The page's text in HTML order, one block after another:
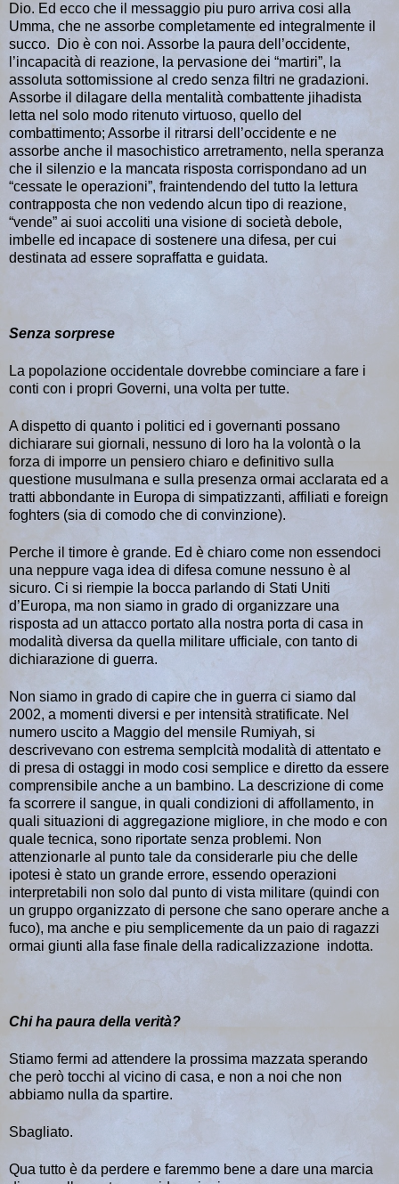
Dio. Ed ecco che il messaggio piu puro arriva cosi alla
Umma, che ne assorbe completamente ed integralmente il
succo. Dio è con noi. Assorbe la paura dell’occidente,
l’incapacità di reazione, la pervasione dei “martiri”, la
assoluta sottomissione al credo senza filtri ne gradazioni.
Assorbe il dilagare della mentalità combattente jihadista
letta nel solo modo ritenuto virtuoso, quello del
combattimento; Assorbe il ritrarsi dell’occidente e ne
assorbe anche il masochistico arretramento, nella speranza
che il silenzio e la mancata risposta corrispondano ad un
“cessate le operazioni”, fraintendendo del tutto la lettura
contrapposta che non vedendo alcun tipo di reazione,
“vende” ai suoi accoliti una visione di società debole,
imbelle ed incapace di sostenere una difesa, per cui
destinata ad essere sopraffatta e guidata.
Senza sorprese
La popolazione occidentale dovrebbe cominciare a fare i
conti con i propri Governi, una volta per tutte.
A dispetto di quanto i politici ed i governanti possano
dichiarare sui giornali, nessuno di loro ha la volontà o la
forza di imporre un pensiero chiaro e definitivo sulla
questione musulmana e sulla presenza ormai acclarata ed a
tratti abbondante in Europa di simpatizzanti, affiliati e foreign
foghters (sia di comodo che di convinzione).
Perche il timore è grande. Ed è chiaro come non essendoci
una neppure vaga idea di difesa comune nessuno è al
sicuro. Ci si riempie la bocca parlando di Stati Uniti
d’Europa, ma non siamo in grado di organizzare una
risposta ad un attacco portato alla nostra porta di casa in
modalità diversa da quella militare ufficiale, con tanto di
dichiarazione di guerra.
Non siamo in grado di capire che in guerra ci siamo dal
2002, a momenti diversi e per intensità stratificate. Nel
numero uscito a Maggio del mensile Rumiyah, si
descrivevano con estrema semplcità modalità di attentato e
di presa di ostaggi in modo cosi semplice e diretto da essere
comprensibile anche a un bambino. La descrizione di come
fa scorrere il sangue, in quali condizioni di affollamento, in
quali situazioni di aggregazione migliore, in che modo e con
quale tecnica, sono riportate senza problemi. Non
attenzionarle al punto tale da considerarle piu che delle
ipotesi è stato un grande errore, essendo operazioni
interpretabili non solo dal punto di vista militare (quindi con
un gruppo organizzato di persone che sano operare anche a
fuco), ma anche e piu semplicemente da un paio di ragazzi
ormai giunti alla fase finale della radicalizzazione indotta.
Chi ha paura della verità?
Stiamo fermi ad attendere la prossima mazzata sperando
che però tocchi al vicino di casa, e non a noi che non
abbiamo nulla da spartire.
Sbagliato.
Qua tutto è da perdere e faremmo bene a dare una marcia